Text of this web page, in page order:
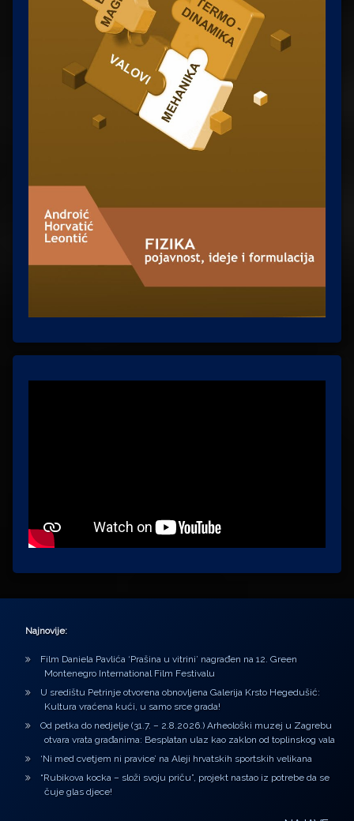
Najnovije:
Film Daniela Pavlića ‘Prašina u vitrini’ nagrađen na 12. Green
Montenegro International Film Festivalu
U središtu Petrinje otvorena obnovljena Galerija Krsto Hegedušić:
Kultura vraćena kući, u samo srce grada!
Od petka do nedjelje (31.7. – 2.8.2026.) Arheološki muzej u Zagrebu
otvara vrata građanima: Besplatan ulaz kao zaklon od toplinskog vala
‘Ni med cvetjem ni pravice’ na Aleji hrvatskih sportskih velikana
“Rubikova kocka – složi svoju priču”, projekt nastao iz potrebe da se
čuje glas djece!